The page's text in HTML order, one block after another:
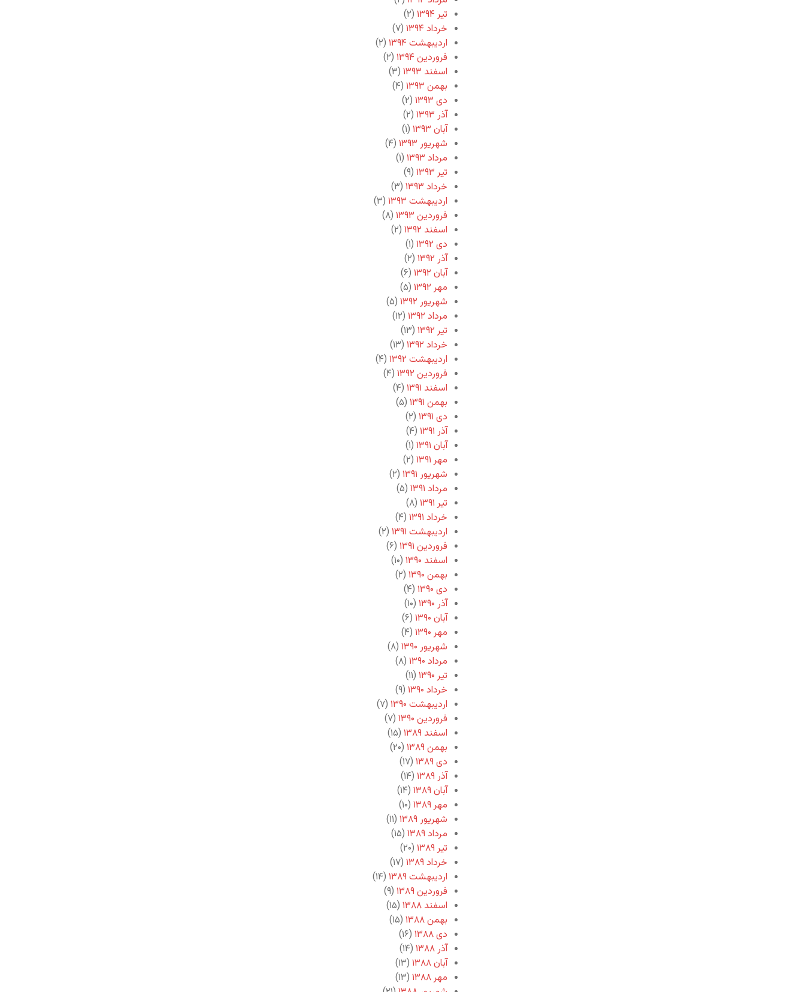
تیر ۱۳۹۴
(۲)
خرداد ۱۳۹۴
(۷)
اردیبهشت ۱۳۹۴
(۲)
فروردین ۱۳۹۴
(۲)
اسفند ۱۳۹۳
(۳)
بهمن ۱۳۹۳
(۴)
دی ۱۳۹۳
(۲)
آذر ۱۳۹۳
(۲)
آبان ۱۳۹۳
(۱)
شهریور ۱۳۹۳
(۴)
مرداد ۱۳۹۳
(۱)
تیر ۱۳۹۳
(۹)
خرداد ۱۳۹۳
(۳)
اردیبهشت ۱۳۹۳
(۳)
فروردین ۱۳۹۳
(۸)
اسفند ۱۳۹۲
(۲)
دی ۱۳۹۲
(۱)
آذر ۱۳۹۲
(۲)
آبان ۱۳۹۲
(۶)
مهر ۱۳۹۲
(۵)
شهریور ۱۳۹۲
(۵)
مرداد ۱۳۹۲
(۱۲)
تیر ۱۳۹۲
(۱۳)
خرداد ۱۳۹۲
(۱۳)
اردیبهشت ۱۳۹۲
(۴)
فروردین ۱۳۹۲
(۴)
اسفند ۱۳۹۱
(۴)
بهمن ۱۳۹۱
(۵)
دی ۱۳۹۱
(۲)
آذر ۱۳۹۱
(۴)
آبان ۱۳۹۱
(۱)
مهر ۱۳۹۱
(۲)
شهریور ۱۳۹۱
(۲)
مرداد ۱۳۹۱
(۵)
تیر ۱۳۹۱
(۸)
خرداد ۱۳۹۱
(۴)
اردیبهشت ۱۳۹۱
(۲)
فروردین ۱۳۹۱
(۶)
اسفند ۱۳۹۰
(۱۰)
بهمن ۱۳۹۰
(۲)
دی ۱۳۹۰
(۴)
آذر ۱۳۹۰
(۱۰)
آبان ۱۳۹۰
(۶)
مهر ۱۳۹۰
(۴)
شهریور ۱۳۹۰
(۸)
مرداد ۱۳۹۰
(۸)
تیر ۱۳۹۰
(۱۱)
خرداد ۱۳۹۰
(۹)
اردیبهشت ۱۳۹۰
(۷)
فروردین ۱۳۹۰
(۷)
اسفند ۱۳۸۹
(۱۵)
بهمن ۱۳۸۹
(۲۰)
دی ۱۳۸۹
(۱۷)
آذر ۱۳۸۹
(۱۴)
آبان ۱۳۸۹
(۱۴)
مهر ۱۳۸۹
(۱۰)
شهریور ۱۳۸۹
(۱۱)
مرداد ۱۳۸۹
(۱۵)
تیر ۱۳۸۹
(۲۰)
خرداد ۱۳۸۹
(۱۷)
اردیبهشت ۱۳۸۹
(۱۴)
فروردین ۱۳۸۹
(۹)
اسفند ۱۳۸۸
(۱۵)
بهمن ۱۳۸۸
(۱۵)
دی ۱۳۸۸
(۱۶)
آذر ۱۳۸۸
(۱۴)
آبان ۱۳۸۸
(۱۳)
مهر ۱۳۸۸
(۱۳)